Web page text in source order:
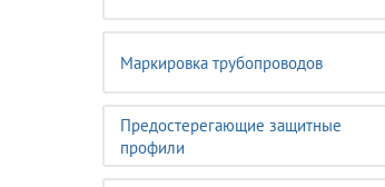
Маркировка трубопроводов
Предостерегающие защитные
профили